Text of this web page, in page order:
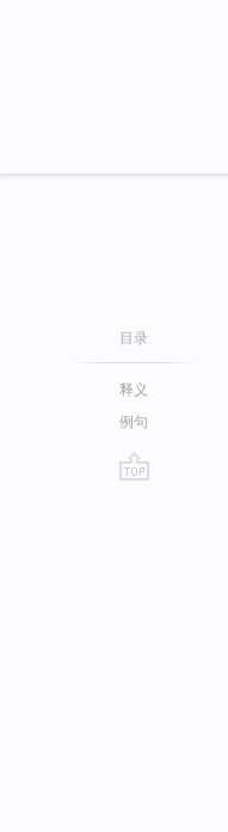
目录
释义
例句